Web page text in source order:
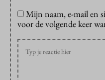
Mijn naam, e-mail en
voor de volgende keer